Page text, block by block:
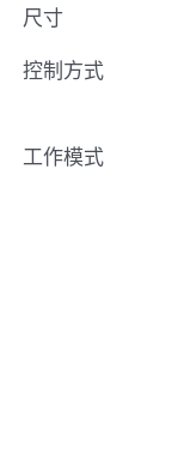
尺寸
控制方式
工作模式